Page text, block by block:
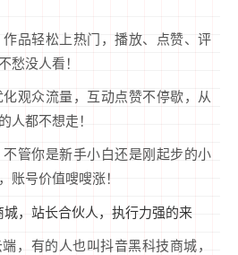
品轻松上热门，播放、点赞、评
愁没人看！
观众流量，互动点赞不停歇，从
人都不想走！
管你是新手小白还是刚起步的小
账号价值嗖嗖涨！
，有的人也叫抖音黑科技商城，